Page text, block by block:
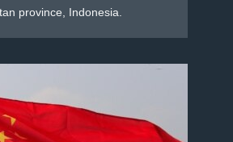
province, Indonesia.